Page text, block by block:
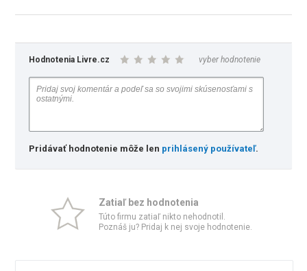
Hodnotenia Livre.cz vyber hodnotenie
Pridávať hodnotenie môže len prihlásený používateľ.
Zatiaľ bez hodnotenia
Túto firmu zatiaľ nikto nehodnotil.
Poznáš ju? Pridaj k nej svoje hodnotenie.